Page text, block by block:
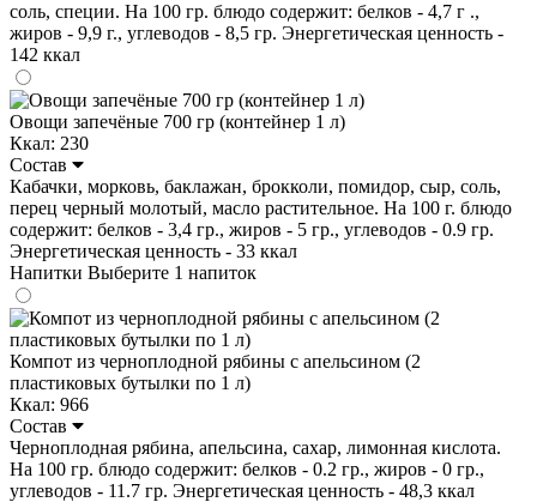
соль, специи. На 100 гр. блюдо содержит: белков - 4,7 г .,
жиров - 9,9 г., углеводов - 8,5 гр. Энергетическая ценность -
142 ккал
Овощи запечёные 700 гр (контейнер 1 л)
Ккал: 230
Состав
Кабачки, морковь, баклажан, брокколи, помидор, сыр, соль,
перец черный молотый, масло растительное. На 100 г. блюдо
содержит: белков - 3,4 гр., жиров - 5 гр., углеводов - 0.9 гр.
Энергетическая ценность - 33 ккал
Напитки Выберите 1 напиток
Компот из черноплодной рябины с апельсином (2
пластиковых бутылки по 1 л)
Ккал: 966
Состав
Черноплодная рябина, апельсина, сахар, лимонная кислота.
На 100 гр. блюдо содержит: белков - 0.2 гр., жиров - 0 гр.,
углеводов - 11.7 гр. Энергетическая ценность - 48,3 ккал